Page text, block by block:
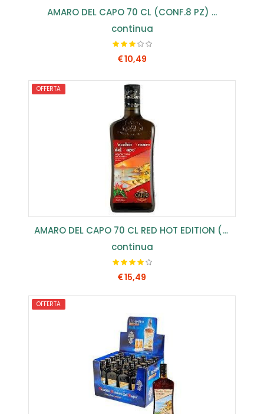
AMARO DEL CAPO 70 CL (CONF.8 PZ) ...
continua
10,49
COMPRA SUBITO
OFFERTA
AMARO DEL CAPO 70 CL RED HOT EDITION (CONF.6 PZ) ...
continua
15,49
OFFERTA